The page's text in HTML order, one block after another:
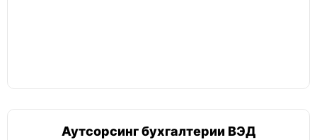
Аутсорсинг бухгалтерии ВЭД